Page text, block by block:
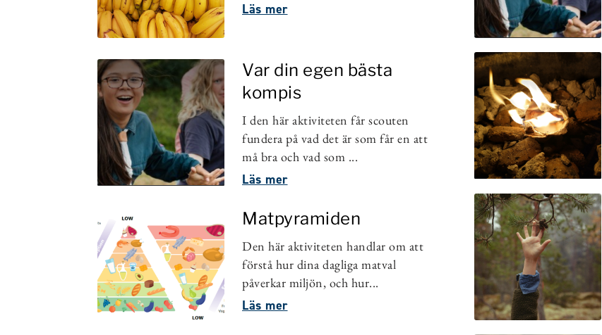
Läs mer
Var din egen bästa
kompis
I den här aktiviteten får scouten
fundera på vad det är som får en att
må bra och vad som ...
Läs mer
Matpyramiden
Den här aktiviteten handlar om att
förstå hur dina dagliga matval
påverkar miljön, och hur...
Läs mer